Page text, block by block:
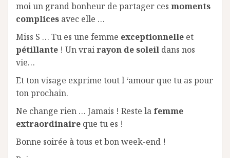
moi un grand bonheur de partager ces moments
complices avec elle …
Miss S … Tu es une femme exceptionnelle et
pétillante ! Un vrairayon de soleil dans nos
vie…
Et ton visage exprime tout l ‘amour que tu as pour
ton prochain.
Ne change rien … Jamais ! Reste la femme
extraordinaire que tu es !
Bonne soirée à tous et bon week-end !